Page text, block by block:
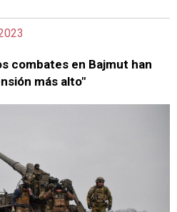
combates en Bajmut han
más alto"